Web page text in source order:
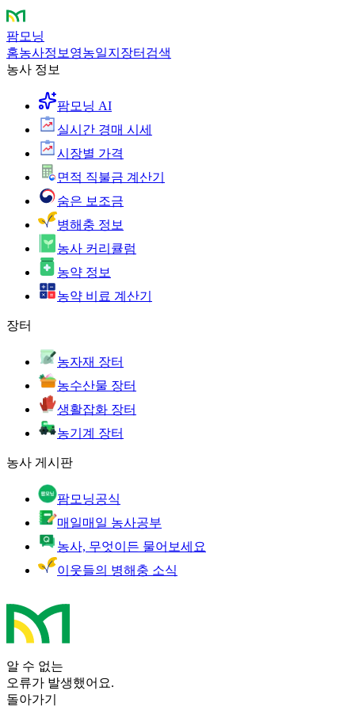
팜모닝
홈농사정보 영농일지 장터 검색
농사 정보
팜모닝 AI
실시간 경매 시세
시장별 가격
면적 직불금 계산기
숨은 보조금
병해충 정보
농사 커리큘럼
농약 정보
농약 비료 계산기
장터
농자재 장터
농수산물 장터
생활잡화 장터
농기계 장터
농사 게시판
팜모닝공식
매일매일 농사공부
농사, 무엇이든 물어보세요
이웃들의 병해충 소식
알 수 없는
오류가 발생했어요.
돌아가기